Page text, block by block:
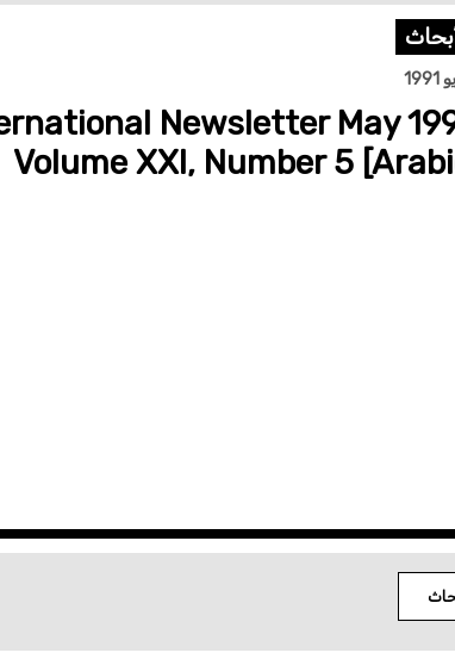
Newsletter May
Volume XXI, Number 5